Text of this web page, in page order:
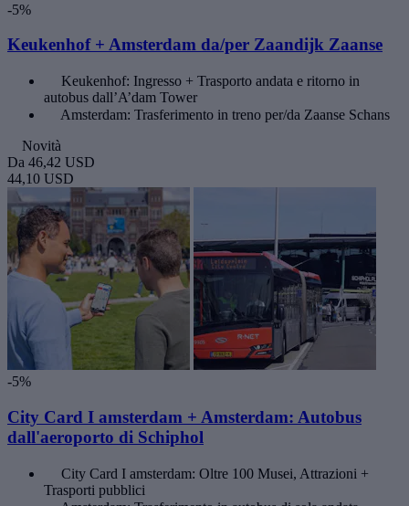
-5%
Keukenhof + Amsterdam da/per Zaandijk Zaanse
Keukenhof: Ingresso + Trasporto andata e ritorno in
autobus dall’A’dam Tower
Amsterdam: Trasferimento in treno per/da Zaanse Schans
Novità
Da 46,42 USD
44,10 USD
-5%
City Card I amsterdam + Amsterdam: Autobus
dall'aeroporto di Schiphol
City Card I amsterdam: Oltre 100 Musei, Attrazioni +
Trasporti pubblici